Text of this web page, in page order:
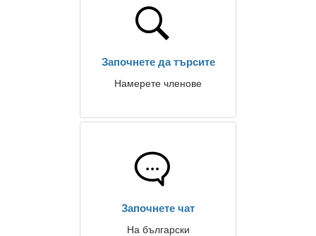
Започнете да търсите
Намерете членове
Започнете чат
На български